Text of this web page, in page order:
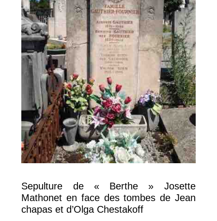
Sepulture de « Berthe » Josette
Mathonet en face des tombes de Jean
chapas et d’Olga Chestakoff